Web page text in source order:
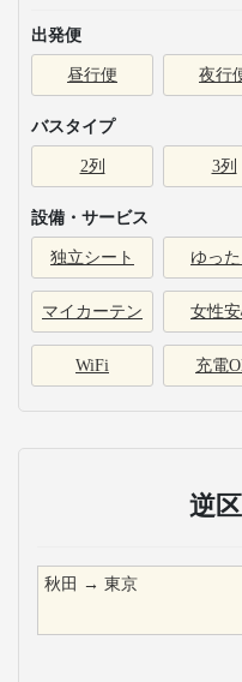
出発便
昼行便 夜行
バスタイプ
2列 3列
設備・サービス
独立シート ゆった
マイカーテン 女性
WiFi 充電
逆
秋田 → 東京